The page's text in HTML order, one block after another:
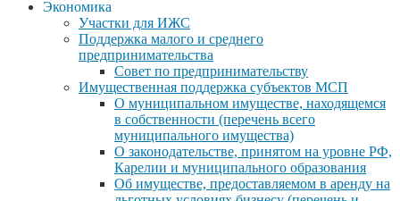
Экономика
Участки для ИЖС
Поддержка малого и среднего
предпринимательства
Совет по предпринимательству
Имущественная поддержка субъектов МСП
О муниципальном имуществе, находящемся
в собственности (перечень всего
муниципального имущества)
О законодательстве, принятом на уровне РФ,
Карелии и муниципального образования
Об имуществе, предоставляемом в аренду на